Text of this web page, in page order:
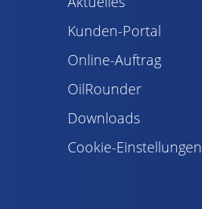
Kunden-Portal
Online-Auftrag
OilRounder
Downloads
Cookie-Einstellungen